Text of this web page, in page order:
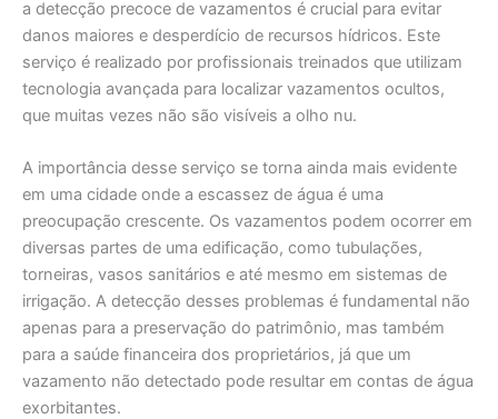
a detecção precoce de vazamentos é crucial para evitar
danos maiores e desperdício de recursos hídricos. Este
serviço é realizado por profissionais treinados que utilizam
tecnologia avançada para localizar vazamentos ocultos,
que muitas vezes não são visíveis a olho nu.
A importância desse serviço se torna ainda mais evidente
em uma cidade onde a escassez de água é uma
preocupação crescente. Os vazamentos podem ocorrer em
diversas partes de uma edificação, como tubulações,
torneiras, vasos sanitários e até mesmo em sistemas de
irrigação. A detecção desses problemas é fundamental não
apenas para a preservação do patrimônio, mas também
para a saúde financeira dos proprietários, já que um
vazamento não detectado pode resultar em contas de água
exorbitantes.